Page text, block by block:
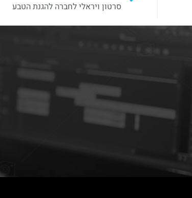
סרטון ויראלי לחברה להגנת הטבע